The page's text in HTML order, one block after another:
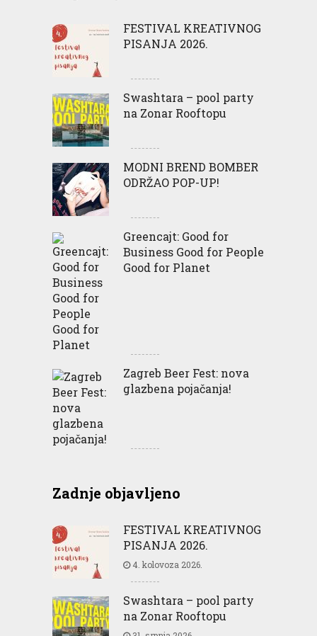
FESTIVAL KREATIVNOG
PISANJA 2026.
Swashtara – pool party
na Zonar Rooftopu
MODNI BREND BOMBER
ODRŽAO POP-UP!
Greencajt: Good for
Business Good for People
Good for Planet
Zagreb Beer Fest: nova
glazbena pojačanja!
Zadnje objavljeno
FESTIVAL KREATIVNOG
PISANJA 2026.
4. kolovoza 2026.
Swashtara – pool party
na Zonar Rooftopu